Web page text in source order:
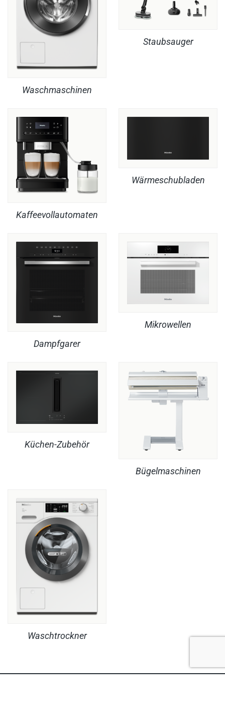
Waschmaschinen
Staubsauger
Kaffeevollautomaten
Wärmeschubladen
Dampfgarer
Mikrowellen
Küchen-Zubehör
Bügelmaschinen
Waschtrockner